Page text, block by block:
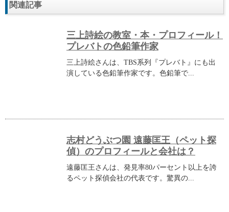
関連記事
三上詩絵の教室・本・プロフィール！
プレバトの色鉛筆作家
三上詩絵さんは、TBS系列『プレバト』にも出
演している色鉛筆作家です。色鉛筆で...
志村どうぶつ園 遠藤匡王（ペット探
偵）のプロフィールと会社は？
遠藤匡王さんは、発見率80パーセント以上を誇
るペット探偵会社の代表です。驚異の...